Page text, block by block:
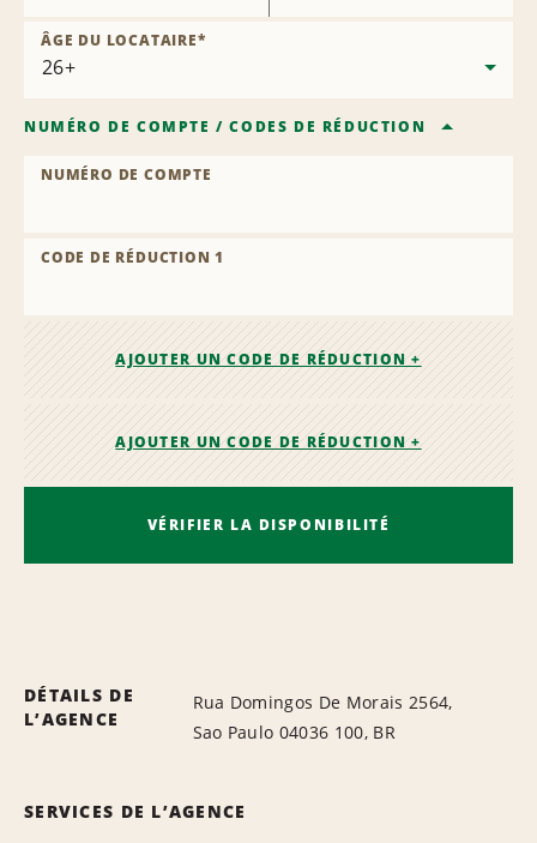
ÂGE DU LOCATAIRE*
NUMÉRO DE COMPTE /CODES DE RÉDUCTION
NUMÉRO DE COMPTE
CODE DE RÉDUCTION 1
AJOUTER UN CODE DE RÉDUCTION +
AJOUTER UN CODE DE RÉDUCTION +
VÉRIFIER LA DISPONIBILITÉ
DÉTAILS DE
L’AGENCE
Rua Domingos De Morais 2564,
Sao Paulo 04036 100, BR
SERVICES DE L’AGENCE